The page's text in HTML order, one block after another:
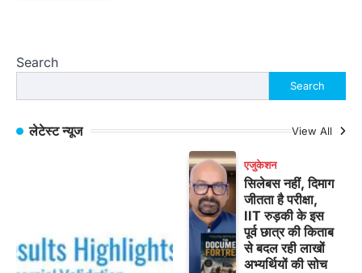
Search
Search
लेटेस्ट न्यूज View All
एजुकेशन
सिलेबस नहीं, दिमाग
जीतता है परीक्षा,
IIT रुड़की के इस
पूर्व छात्र की किताब
से बदल रही लाखों
अभ्यर्थियों की सोच